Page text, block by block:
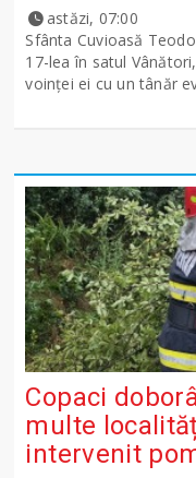
astăzi, 07:00
Sfânta Cuvioasă
17-lea în satul
voinţei ei cu un tânăr
Copaci
multe
intervenit